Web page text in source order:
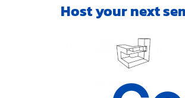
Host your next